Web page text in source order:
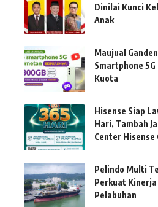
Dinilai Kunci
Anak
Maujual
Smartphone 5G
Kuota
Hisense Siap
Hari, Tambah
Center Hisense
Pelindo Multi
Perkuat Kinerja
Pelabuhan